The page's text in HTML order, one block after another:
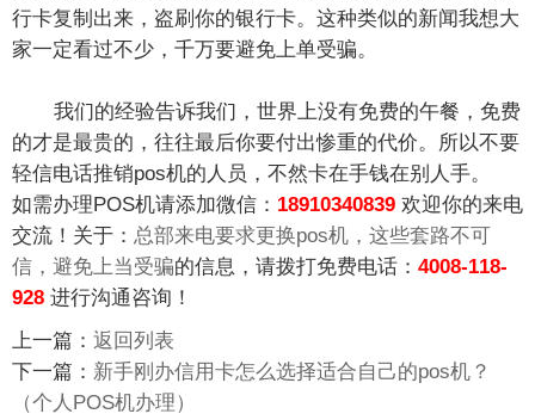
行卡复制出来，盗刷你的银行卡。这种类似的新闻我想大
家一定看过不少，千万要避免上单受骗。
我们的经验告诉我们，世界上没有免费的午餐，免费
的才是最贵的，往往最后你要付出惨重的代价。所以不要
轻信电话推销pos机的人员，不然卡在手钱在别人手。
如需办理POS机请添加微信： 18910340839 欢迎你的来电
交流！关于： 总部来电要求更换pos机，这些套路不可
信，避免上当受骗的信息，请拨打免费电话： 4008-118-
928 进行沟通咨询！
上一篇： 返回列表
下一篇： 新手刚办信用卡怎么选择适合自己的pos机？
（个人POS机办理）